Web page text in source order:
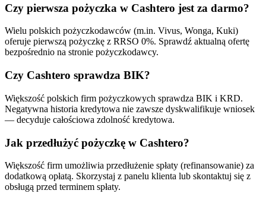
Czy pierwsza pożyczka w Cashtero jest za darmo?
Wielu polskich pożyczkodawców (m.in. Vivus, Wonga, Kuki)
oferuje pierwszą pożyczkę z RRSO 0%. Sprawdź aktualną ofertę
bezpośrednio na stronie pożyczkodawcy.
Czy Cashtero sprawdza BIK?
Większość polskich firm pożyczkowych sprawdza BIK i KRD.
Negatywna historia kredytowa nie zawsze dyskwalifikuje wniosek
— decyduje całościowa zdolność kredytowa.
Jak przedłużyć pożyczkę w Cashtero?
Większość firm umożliwia przedłużenie spłaty (refinansowanie) za
dodatkową opłatą. Skorzystaj z panelu klienta lub skontaktuj się z
obsługą przed terminem spłaty.